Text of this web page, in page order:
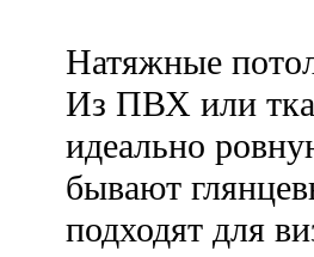
Натяжные
Из ПВХ или
идеально
бывают
подходят для